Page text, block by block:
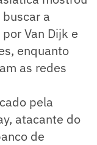
a
Van Dijk e
enquanto
as redes
pela
atacante do
de